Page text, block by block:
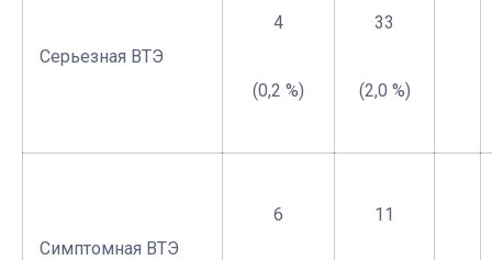
Серьезная ВТЭ
4
(0,2 %)
33
(2,0 %)
Симптомная ВТЭ
6 11